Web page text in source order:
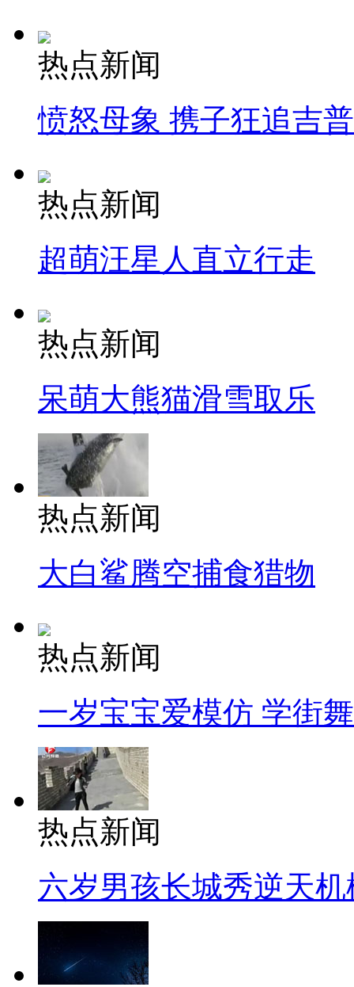
热点新闻
愤怒母象 携子狂追吉
热点新闻
超萌汪星人直立行走
热点新闻
呆萌大熊猫滑雪取乐
热点新闻
大白鲨腾空捕食猎物
热点新闻
一岁宝宝爱模仿 学街
热点新闻
六岁男孩长城秀逆天机